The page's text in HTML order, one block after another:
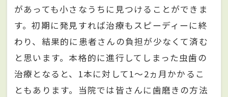
があっても小さなうちに見つけることができま
す。初期に発見すれば治療もスピーディーに終
わり、結果的に患者さんの負担が少なくて済む
と思います。本格的に進行してしまった虫歯の
治療となると、1本に対して1～2ヵ月かかるこ
ともあります。当院では皆さんに歯磨きの方法